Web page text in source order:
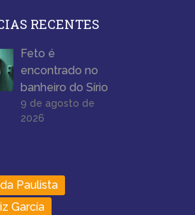
RECENTES
Feto é
encontrado no
banheiro do Sírio
9 de agosto de
2026
Paulista
García